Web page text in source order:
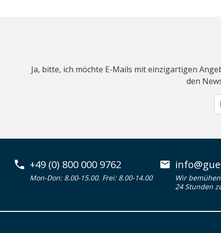
Ja, bitte, ich möchte E-Mails mit einzigartigen
den
+49 (0) 800 000 9762
Mon-Don: 8.00-15.00. Frei: 8.00-14.00
Wir
24 Stunden